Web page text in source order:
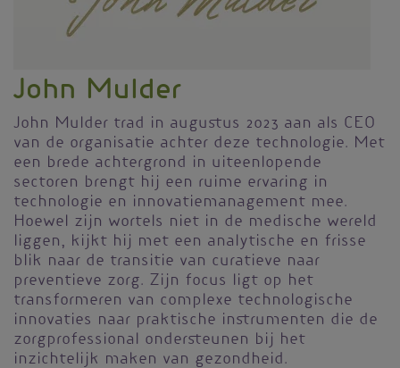
John Mulder
John Mulder trad in augustus 2023 aan als CEO
van de organisatie achter deze technologie. Met
een brede achtergrond in uiteenlopende
sectoren brengt hij een ruime ervaring in
technologie en innovatiemanagement mee.
Hoewel zijn wortels niet in de medische wereld
liggen, kijkt hij met een analytische en frisse
blik naar de transitie van curatieve naar
preventieve zorg. Zijn focus ligt op het
transformeren van complexe technologische
innovaties naar praktische instrumenten die de
zorgprofessional ondersteunen bij het
inzichtelijk maken van gezondheid.